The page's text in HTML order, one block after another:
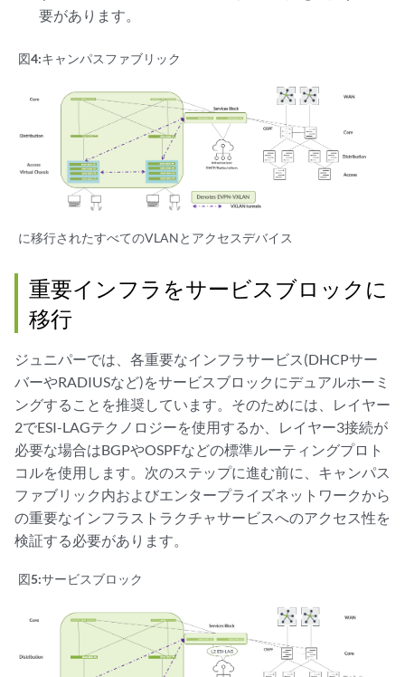
要があります。
図4:キャンパスファブリック
に移行されたすべてのVLANとアクセスデバイス
重要インフラをサービスブロックに
移行
ジュニパーでは、各重要なインフラサービス(DHCPサー
バーやRADIUSなど)をサービスブロックにデュアルホーミ
ングすることを推奨しています。そのためには、レイヤー
2でESI-LAGテクノロジーを使用するか、レイヤー3接続が
必要な場合はBGPやOSPFなどの標準ルーティングプロト
コルを使用します。次のステップに進む前に、キャンパス
ファブリック内およびエンタープライズネットワークから
の重要なインフラストラクチャサービスへのアクセス性を
検証する必要があります。
図5:サービスブロック